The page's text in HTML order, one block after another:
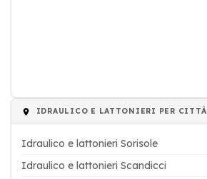
IDRAULICO E LATTONIERI PER CITTÀ
Idraulico e lattonieri Sorisole
Idraulico e lattonieri Scandicci